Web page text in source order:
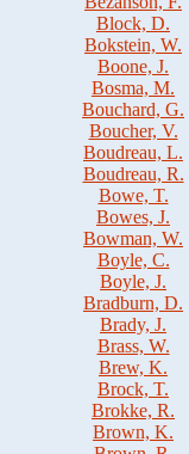
Block, D.
Bokstein, W.
Boone, J.
Bosma, M.
Bouchard, G.
Boucher, V.
Boudreau, L.
Boudreau, R.
Bowe, T.
Bowes, J.
Bowman, W.
Boyle, C.
Boyle, J.
Bradburn, D.
Brady, J.
Brass, W.
Brew, K.
Brock, T.
Brokke, R.
Brown, K.